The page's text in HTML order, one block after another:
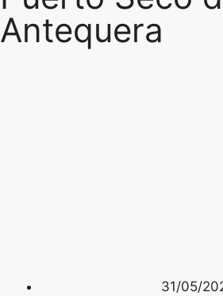
Antequera
31/05/